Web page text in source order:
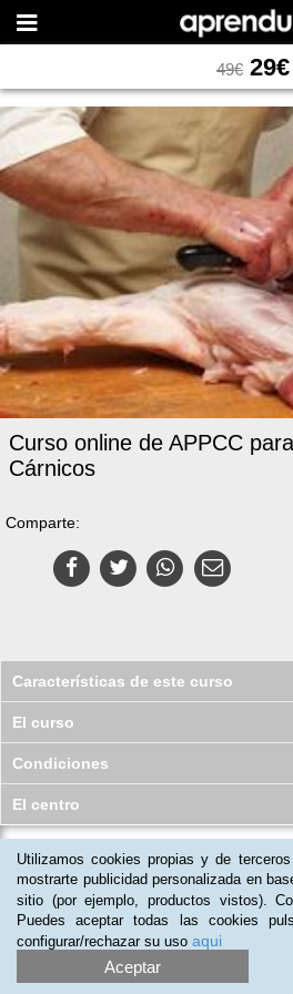
49€29€
Curso online de APPCC
Cárnicos
Comparte:
Características de este curso
El curso
Condiciones
El centro
( 5)
Utilizamos cookies propias y de
mostrarte publicidad personalizada en
sitio (por ejemplo, productos vistos).
Puedes aceptar todas las cookies
configurar/rechazar su uso aqui
Aceptar